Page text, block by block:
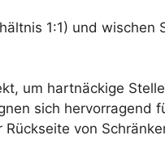
1:1) und wischen
um hartnäckige
sich hervorragend
von